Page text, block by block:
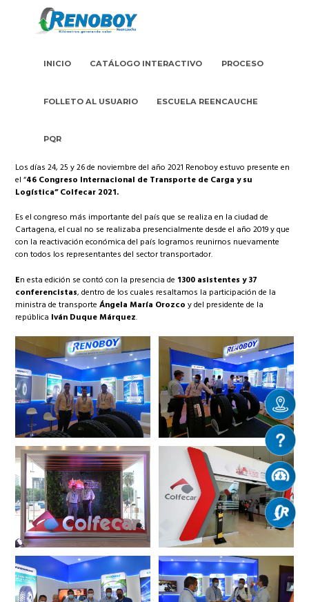
INICIO CATÁLOGO INTERACTIVO PROCESO
FOLLETO AL USUARIO ESCUELA REENCAUCHE
PQR
Los días 24, 25 y 26 de noviembre del año 2021 Renoboy estuvo presente en
el “46 Congreso Internacional de Transporte de Carga y su
Logística” Colfecar 2021.
Es el congreso más importante del país que se realiza en la ciudad de
Cartagena, el cual no se realizaba presencialmente desde el año 2019 y que
con la reactivación económica del país logramos reunirnos nuevamente
con todos los representantes del sector transportador.
En esta edición se contó con la presencia de 1300 asistentes y 37
conferencistas, dentro de los cuales resaltamos la participación de la
ministra de transporteÁngela María Orozcoy del presidente de la
república Iván Duque Márquez.